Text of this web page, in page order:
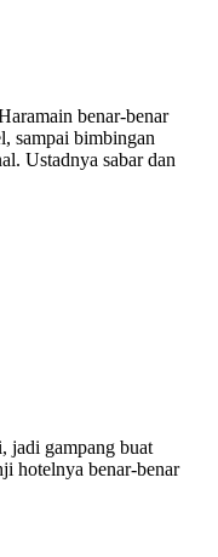
benar-benar
sampai bimbingan
Ustadnya sabar dan
jadi gampang buat
hotelnya benar-benar